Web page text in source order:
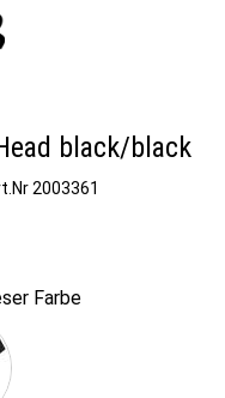
black/black
2003361
Farbe